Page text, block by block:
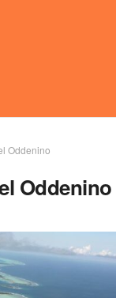
Oddenino
Oddenino